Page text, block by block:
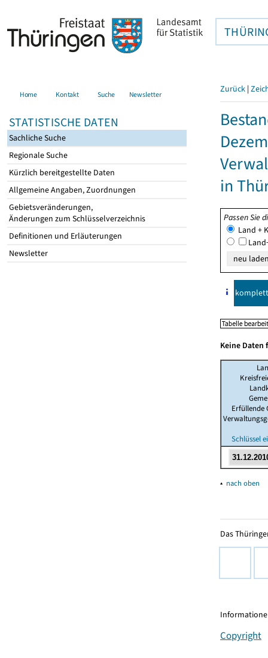
Home Kontakt Suche Newsletter
STATISTISCHE DATEN
Sachliche Suche
Regionale Suche
Kürzlich bereitgestellte Daten
Allgemeine Angaben, Zuordnungen
Gebietsveränderungen,
Änderungen zum Schlüsselverzeichnis
Definitionen und Erläuterungen
Newsletter
Zurück |
in
Passen Sie
Land +
komplett
Keine Daten
Erfüllende
Schlüssel
▴ nach oben
Das
Copyright